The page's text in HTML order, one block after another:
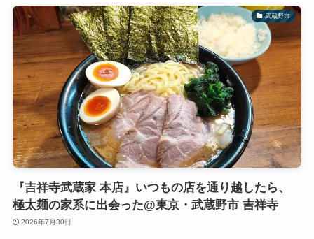
武蔵野市
『吉祥寺武蔵家 本店』いつもの店を通り越したら、
極太麺の家系に出会った@東京・武蔵野市 吉祥寺
2026年7月30日